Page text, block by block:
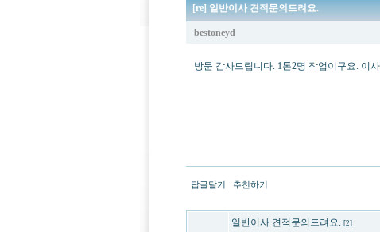
[re] 일반이사 견적문의드려요.
bestoneyd
방문 감사드립니다. 1톤2명 작업이구요. 이
답글달기 추천하기
일반이사 견적문의드려요. [2]